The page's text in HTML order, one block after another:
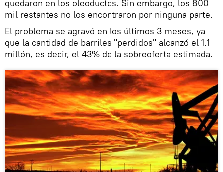
quedaron en los oleoductos. Sin embargo, los 800
mil restantes no los encontraron por ninguna parte.
El problema se agravó en los últimos 3 meses, ya
que la cantidad de barriles "perdidos" alcanzó el 1.1
millón, es decir, el 43% de la sobreoferta estimada.